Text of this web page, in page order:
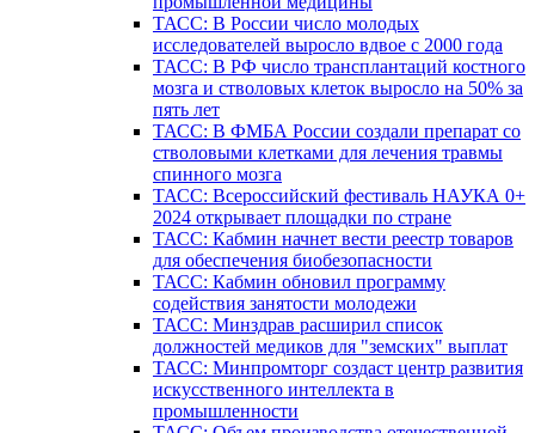
ТАСС: В России число молодых
исследователей выросло вдвое с 2000 года
ТАСС: В РФ число трансплантаций костного
мозга и стволовых клеток выросло на 50% за
пять лет
ТАСС: В ФМБА России создали препарат со
стволовыми клетками для лечения травмы
спинного мозга
ТАСС: Всероссийский фестиваль НАУКА 0+
2024 открывает площадки по стране
ТАСС: Кабмин начнет вести реестр товаров
для обеспечения биобезопасности
ТАСС: Кабмин обновил программу
содействия занятости молодежи
ТАСС: Минздрав расширил список
должностей медиков для "земских" выплат
ТАСС: Минпромторг создаст центр развития
искусственного интеллекта в
промышленности